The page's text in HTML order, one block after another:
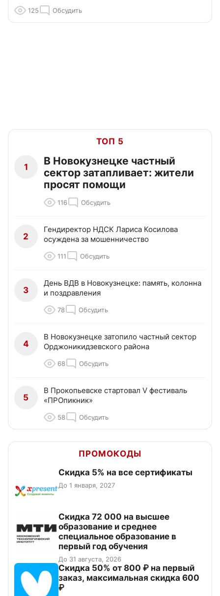
125 Обсудить
ТОП 5
1
В Новокузнецке частный
сектор затапливает: жители
просят помощи
116 Обсудить
2
Гендиректор НДСК Лариса Косилова
осуждена за мошенничество
111 Обсудить
3
День ВДВ в Новокузнецке: память, колонна
и поздравления
78 Обсудить
4
В Новокузнецке затопило частный сектор
Орджоникидзевского района
68 Обсудить
5
В Прокопьевске стартовал V фестиваль
«ПРОпикник»
58 Обсудить
ПРОМОКОДЫ
Скидка 5% на все сертификаты
До 1 января, 2027
Скидка 72 000 на высшее
образование и среднее
специальное образование в
первый год обучения
До 31 августа, 2026
Скидка 50% от 800 ₽ на первый
заказ, максимальная скидка 600
₽